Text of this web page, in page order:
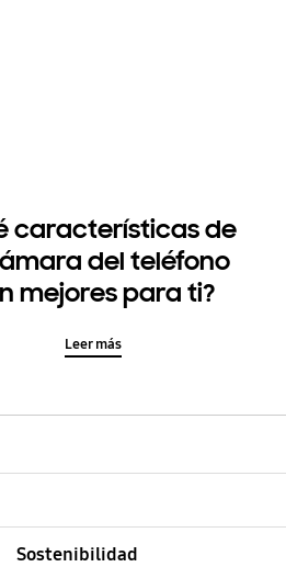
características de
del teléfono
mejores para ti?
Leer más
Sostenibilidad